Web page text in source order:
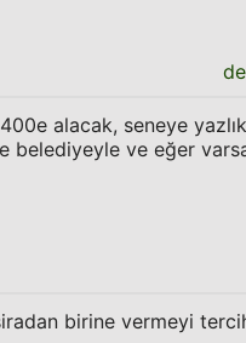
alacak, seneye
belediyeyle ve eğer
birine vermeyi